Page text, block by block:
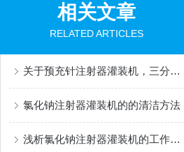
相关文章
RELATED ARTICLES
关于预充针注射器灌装机，三分钟您就懂
氯化钠注射器灌装机的的清洁方法
浅析氯化钠注射器灌装机的工作流程